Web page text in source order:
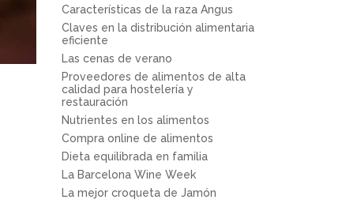
Características de la raza Angus
Claves en la distribución alimentaria
eficiente
Las cenas de verano
Proveedores de alimentos de alta
calidad para hostelería y
restauración
Nutrientes en los alimentos
Compra online de alimentos
Dieta equilibrada en familia
La Barcelona Wine Week
La mejor croqueta de Jamón